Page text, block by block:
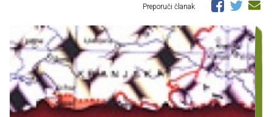
Preporuči članak